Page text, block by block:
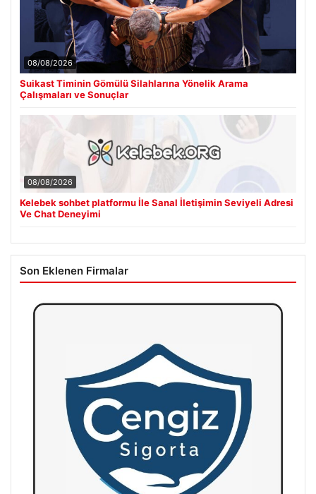
08/08/2026
Suikast Timinin Gömülü Silahlarına Yönelik Arama
Çalışmaları ve Sonuçlar
08/08/2026
Kelebek sohbet platformu İle Sanal İletişimin Seviyeli Adresi
Ve Chat Deneyimi
Son Eklenen Firmalar